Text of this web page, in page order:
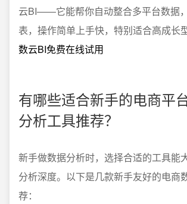
云BI——它能帮你自动整合多平台数据
表，操作简单上手快，特别适合高成长
数云BI免费在线试用
有哪些适合新手的电商平
分析工具推荐？
新手做数据分析时，选择合适的工具能
分析深度。以下是几款新手友好的电商
荐：